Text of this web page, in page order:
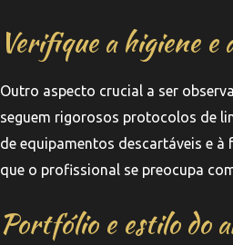
Verifique a higiene e
Outro aspecto crucial a ser
seguem rigorosos protocolos de
de equipamentos descartáveis e
que o profissional se preocupa
Portfólio e estilo do